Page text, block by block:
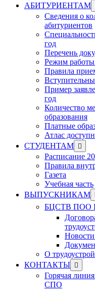
АБИТУРИЕНТАМ
Сведения о
абитуриентов
год
Перечень
Режим
Правила
Пример
год
Количество
образования
Платные
Атлас
СТУДЕНТАМ Show
sub
menu
Расписание
Правила
Газета
Учебная часть
ВЫПУСКНИКАМ
БЦСТВ ПОО
О
КОНТАКТЫ Show
sub
menu
Горячая
СПО